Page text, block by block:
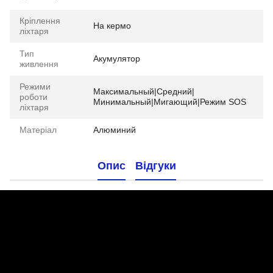
Кріплення
ліхтаря
На кермо
Тип
живлення
Акумулятор
Режими
роботи
ліхтаря
Максимальный|Средний|
Минимальный|Мигающий|Режим SOS
Матеріал Алюминий
Опис Відгуки